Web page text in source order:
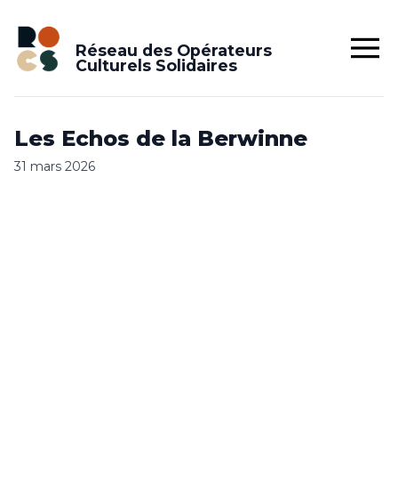
Réseau des Opérateurs
Culturels Solidaires
Les Echos de la Berwinne
31 mars 2026